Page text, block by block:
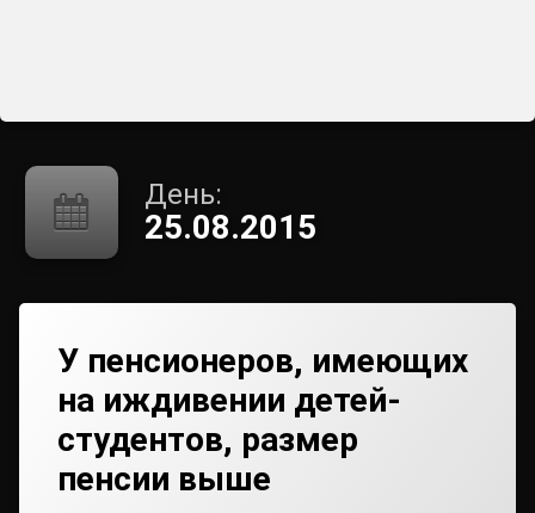
День:
25.08.2015
У пенсионеров, имеющих
на иждивении детей-
студентов, размер
пенсии выше